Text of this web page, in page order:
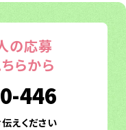
の応募
らから
446
えください